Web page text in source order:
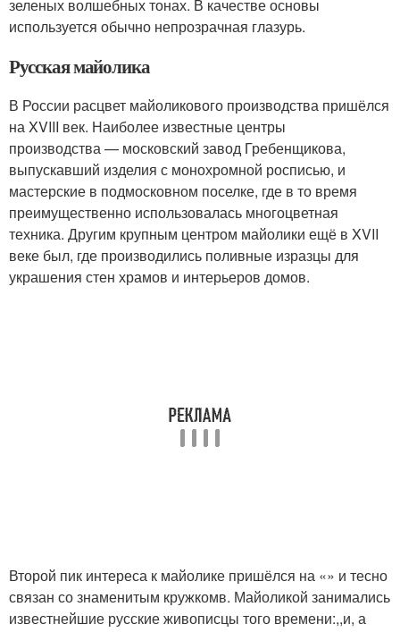
зеленых волшебных тонах. В качестве основы
используется обычно непрозрачная глазурь.
Русская майолика
В России расцвет майоликового производства пришёлся
на XVIII век. Наиболее известные центры
производства — московский завод Гребенщикова,
выпускавший изделия с монохромной росписью, и
мастерские в подмосковном поселке, где в то время
преимущественно использовалась многоцветная
техника. Другим крупным центром майолики ещё в XVII
веке был, где производились поливные изразцы для
украшения стен храмов и интерьеров домов.
Второй пик интереса к майолике пришёлся на «» и тесно
связан со знаменитым кружкомв. Майоликой занимались
известнейшие русские живописцы того времени:,,и, а